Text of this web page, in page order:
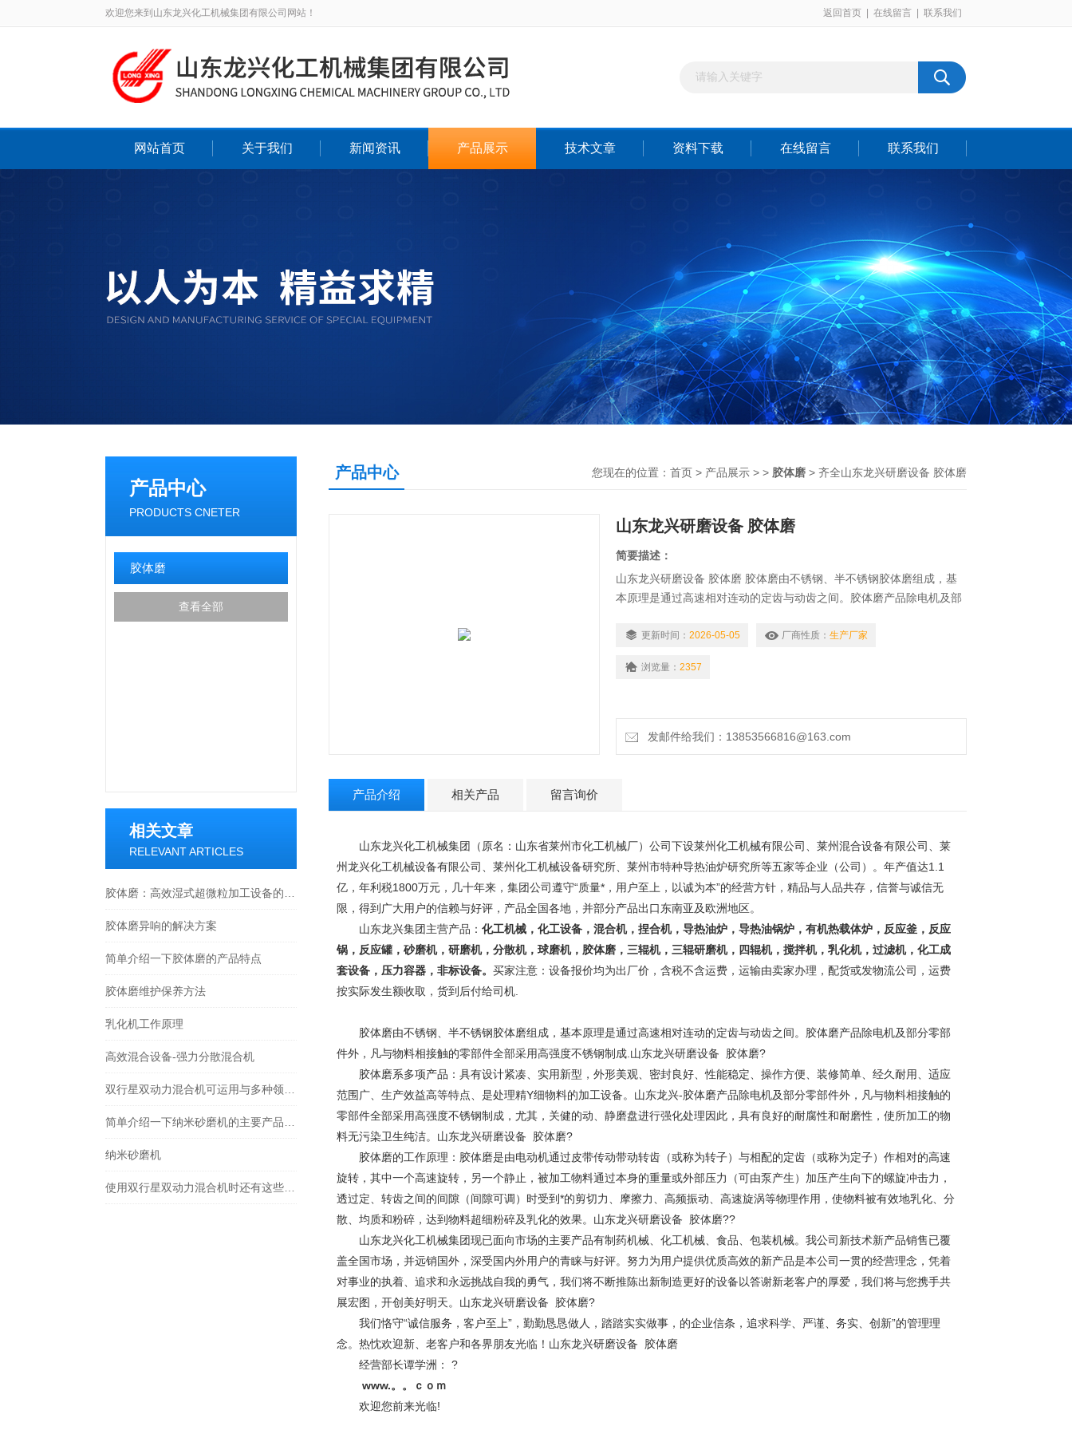
欢迎您来到山东龙兴化工机械集团有限公司网站！ 返回首页 在线留言 联系我们
网站首页 关于我们 新闻资讯 产品展示 技术文章 资料下载 在线留言 联系我们
产品中心
PRODUCTS CNETER
胶体磨
查看全部
相关文章
RELEVANT ARTICLES
胶体磨异响的解决方案
简单介绍一下胶体磨的产品特点
胶体磨维护保养方法
乳化机工作原理
高效混合设备-强力分散混合机
纳米砂磨机
产品中心 您现在的位置： 首页 > 产品展示 > > 胶体磨 > 齐全山东龙兴研磨设备 胶体磨
山东龙兴研磨设备 胶体磨
简要描述：
山东龙兴研磨设备 胶体磨 胶体磨由不锈钢、半不锈钢胶体磨组成，基
本原理是通过高速相对连动的定齿与动齿之间。胶体磨产品除电机及部
更新时间： 2026-05-05 厂商性质： 生产厂家
浏览量： 2357
发邮件给我们：13853566816@163.com
产品介绍 相关产品 留言询价
山东龙兴化工机械集团（原名：山东省莱州市化工机械厂）公司下设莱州化工机械有限公司、莱州混合设备有限公司、莱
州龙兴化工机械设备有限公司、莱州化工机械设备研究所、莱州市特种导热油炉研究所等五家等企业（公司）。年产值达1.1
亿，年利税1800万元，几十年来，集团公司遵守“质量*，用户至上，以诚为本”的经营方针，精品与人品共存，信誉与诚信无
限，得到广大用户的信赖与好评，产品全国各地，并部分产品出口东南亚及欧洲地区。
山东龙兴集团主营产品： 化工机械，化工设备，混合机，捏合机，导热油炉，导热油锅炉，有机热载体炉，反应釜，反应
锅，反应罐，砂磨机，研磨机，分散机，球磨机，胶体磨，三辊机，三辊研磨机，四辊机，搅拌机，乳化机，过滤机，化工成
套设备，压力容器，非标设备。 买家注意：设备报价均为出厂价，含税不含运费，运输由卖家办理，配货或发物流公司，运费
按实际发生额收取，货到后付给司机.
胶体磨由不锈钢、半不锈钢胶体磨组成，基本原理是通过高速相对连动的定齿与动齿之间。胶体磨产品除电机及部分零部
件外，凡与物料相接触的零部件全部采用高强度不锈钢制成. 山东龙兴研磨设备 胶体磨?
胶体磨系多项产品：具有设计紧凑、实用新型，外形美观、密封良好、性能稳定、操作方便、装修简单、经久耐用、适应
范围广、生产效益高等特点、是处理精Υ细物料的加工设备。山东龙兴-胶体磨产品除电机及部分零部件外，凡与物料相接触的
零部件全部采用高强度不锈钢制成，尤其，关健的动、静磨盘进行强化处理因此，具有良好的耐腐性和耐磨性，使所加工的物
料无污染卫生纯洁。 山东龙兴研磨设备 胶体磨?
胶体磨的工作原理：胶体磨是由电动机通过皮带传动带动转齿（或称为转子）与相配的定齿（或称为定子）作相对的高速
旋转，其中一个高速旋转，另一个静止，被加工物料通过本身的重量或外部压力（可由泵产生）加压产生向下的螺旋冲击力，
透过定、转齿之间的间隙（间隙可调）时受到*的剪切力、摩擦力、高频振动、高速旋涡等物理作用，使物料被有效地乳化、分
散、均质和粉碎，达到物料超细粉碎及乳化的效果。 山东龙兴研磨设备 胶体磨??
山东龙兴化工机械集团现已面向市场的主要产品有制药机械、化工机械、食品、包装机械。我公司新技术新产品销售已覆
盖全国市场，并远销国外，深受国内外用户的青睐与好评。努力为用户提供优质高效的新产品是本公司一贯的经营理念，凭着
对事业的执着、追求和永远挑战自我的勇气，我们将不断推陈出新制造更好的设备以答谢新老客户的厚爱，我们将与您携手共
展宏图，开创美好明天。 山东龙兴研磨设备 胶体磨?
我们恪守“诚信服务，客户至上”，勤勤恳恳做人，踏踏实实做事，的企业信条，追求科学、严谨、务实、创新”的管理理
念。热忱欢迎新、老客户和各界朋友光临！ 山东龙兴研磨设备 胶体磨
经营部长谭学洲：
?
www.。。ｃｏｍ
欢迎您前来光临!